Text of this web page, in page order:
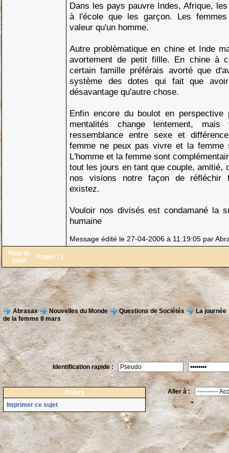
Dans les pays pauvre Indes, Afrique,
à l'école que les garçon. Les
valeur qu'un homme.
Autre problèmatique en chine et Inde
avortement de petit fillle. En chine à
certain famille préférais avorté que
système des dotes qui fait que
désavantage qu'autre chose.
Enfin encore du boulot en
mentalités change lentement, mais
ressemblance entre sexe et
femme ne peux pas vivre et la femme
L'homme et la femme sont
tout les jours en tant que couple, amitié,
nos visions notre façon de réfléchir
existez.
Vouloir nos divisés est condamané la
humaine
Message édité le 27-04-2006 à 11:19:05 par
Haut de
page
Pages : 1
Abrasax Nouvelles du Monde Questions de Sociétés
La journée
de la femme 8 mars
Identification rapide :
Divers
Imprimer ce sujet
Aller à :